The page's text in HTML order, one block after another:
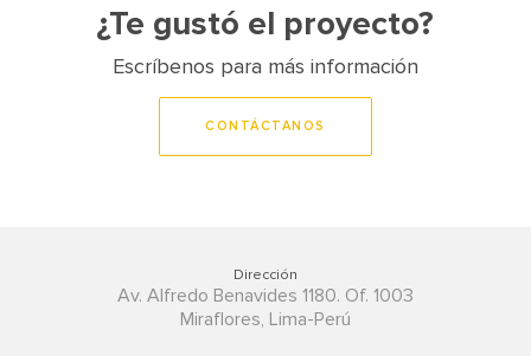
¿Te gustó el proyecto?
Escríbenos para más información
CONTÁCTANOS
Dirección
Av. Alfredo Benavides 1180. Of. 1003
Miraflores, Lima-Perú